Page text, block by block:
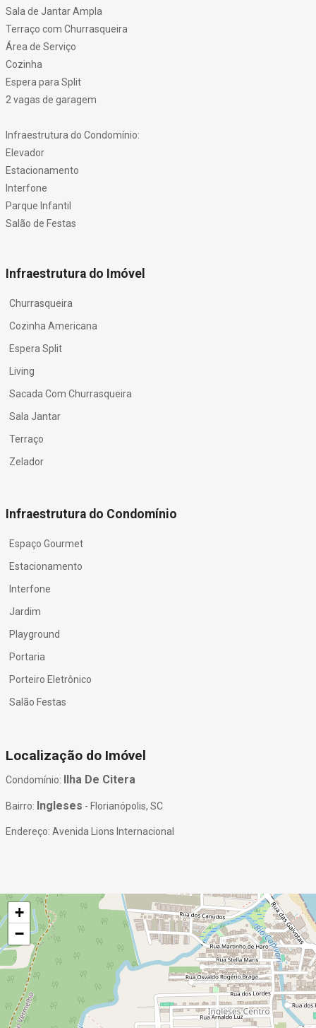
Sala de Jantar Ampla
Terraço com Churrasqueira
Área de Serviço
Cozinha
Espera para Split
2 vagas de garagem
Infraestrutura do Condomínio:
Elevador
Estacionamento
Interfone
Parque Infantil
Salão de Festas
Infraestrutura do Imóvel
Churrasqueira
Cozinha Americana
Espera Split
Living
Sacada Com Churrasqueira
Sala Jantar
Terraço
Zelador
Infraestrutura do Condomínio
Espaço Gourmet
Estacionamento
Interfone
Jardim
Playground
Portaria
Porteiro Eletrônico
Salão Festas
Localização do Imóvel
Condomínio: Ilha De Citera
Bairro: Ingleses - Florianópolis, SC
Endereço: Avenida Lions Internacional
+
−